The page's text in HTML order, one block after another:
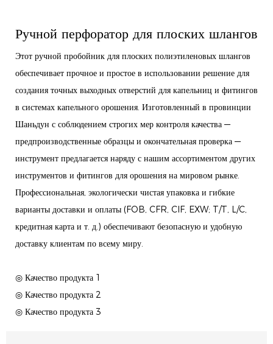
Ручной перфоратор для плоских шлангов
Этот ручной пробойник для плоских полиэтиленовых шлангов
обеспечивает прочное и простое в использовании решение для
создания точных выходных отверстий для капельниц и фитингов
в системах капельного орошения. Изготовленный в провинции
Шаньдун с соблюдением строгих мер контроля качества —
предпроизводственные образцы и окончательная проверка —
инструмент предлагается наряду с нашим ассортиментом других
инструментов и фитингов для орошения на мировом рынке.
Профессиональная, экологически чистая упаковка и гибкие
варианты доставки и оплаты (FOB, CFR, CIF, EXW; T/T, L/C,
кредитная карта и т. д.) обеспечивают безопасную и удобную
доставку клиентам по всему миру.
◎ Качество продукта 1
◎ Качество продукта 2
◎ Качество продукта 3